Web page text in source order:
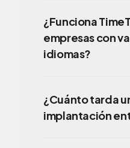
¿Funciona
empresas con
idiomas?
¿Cuánto tarda
implantación